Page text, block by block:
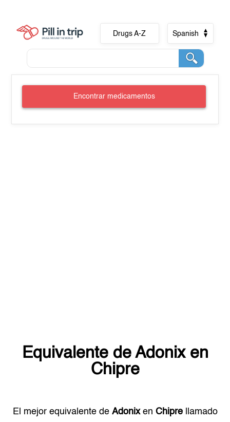
Drugs A-Z Spanish
Encontrar medicamentos
Equivalente de Adonixen
Chipre
El mejor equivalente de Adonixen Chiprellamado